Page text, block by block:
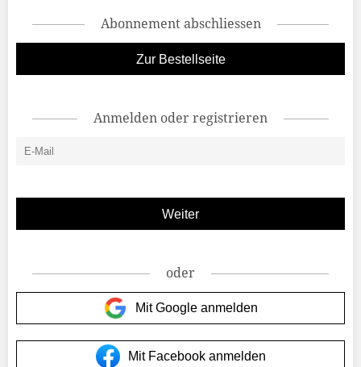
Abonnement abschliessen
Zur Bestellseite
Anmelden oder registrieren
oder
Mit Google anmelden
Mit Facebook anmelden